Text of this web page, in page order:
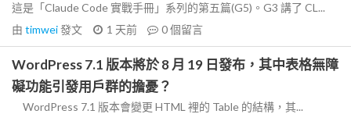
這是「Claude Code 實戰手冊」系列的第五篇(G5)。G3 講了 CL...
由 timwei發文 1 天前 0個留言
WordPress 7.1 版本將於 8 月 19 日發布，其中表格無障
礙功能引發用戶群的擔憂？
WordPress 7.1 版本會變更 HTML 裡的 Table 的結構，其...